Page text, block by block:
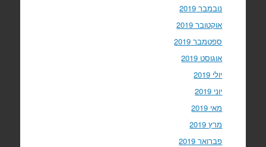
נובמבר 2019
אוקטובר 2019
ספטמבר 2019
אוגוסט 2019
יולי 2019
יוני 2019
מאי 2019
מרץ 2019
פברואר 2019